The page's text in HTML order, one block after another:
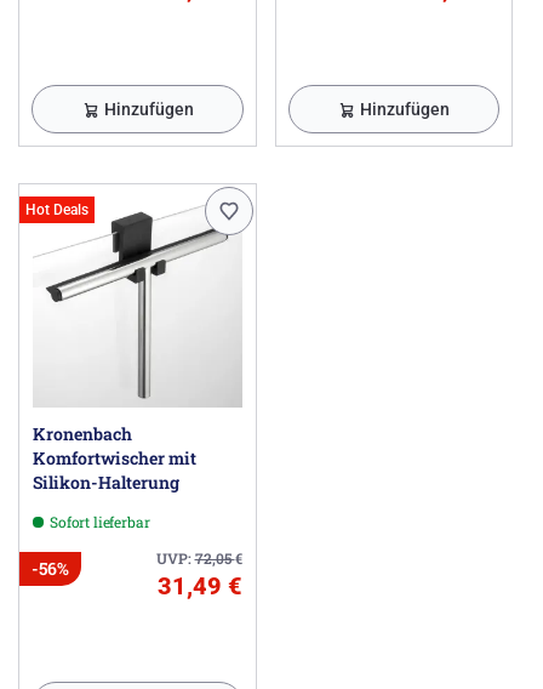
Hinzufügen Hinzufügen
Hot Deals
Kronenbach
Komfortwischer mit
Silikon-Halterung
Sofort lieferbar
UVP:72,05€
-56%
31,49 €